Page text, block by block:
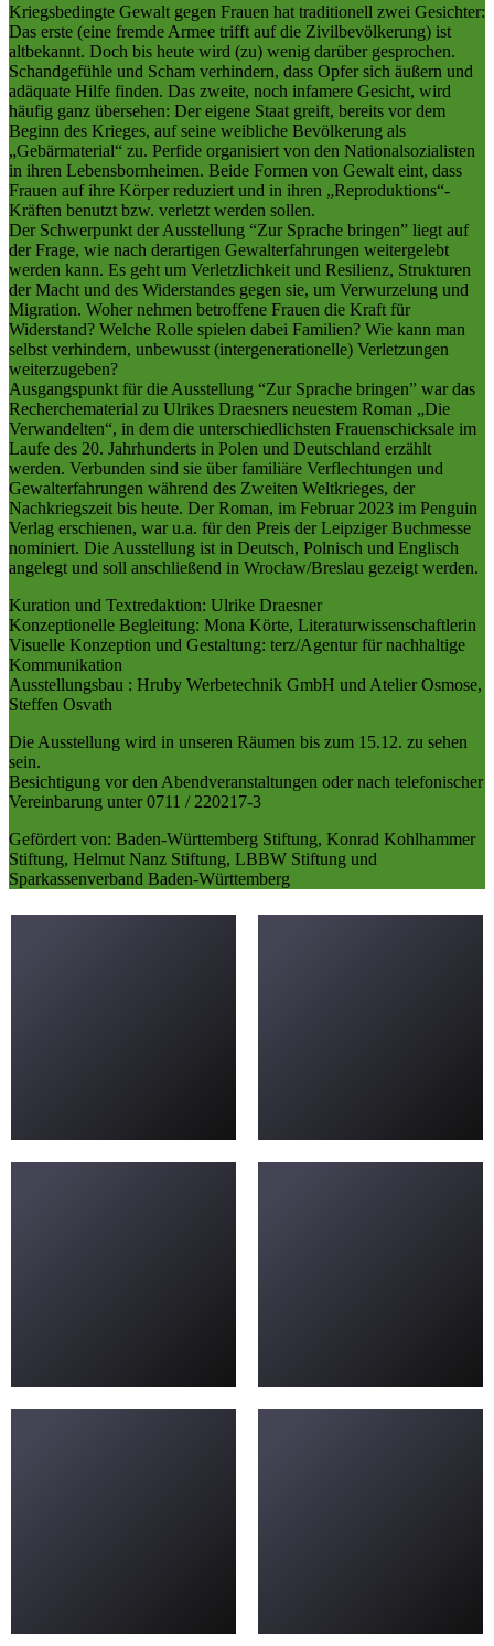
Kriegsbedingte Gewalt gegen Frauen hat traditionell zwei Gesichter:
Das erste (eine fremde Armee trifft auf die Zivilbevölkerung) ist
altbekannt. Doch bis heute wird (zu) wenig darüber gesprochen.
Schandgefühle und Scham verhindern, dass Opfer sich äußern und
adäquate Hilfe finden. Das zweite, noch infamere Gesicht, wird
häufig ganz übersehen: Der eigene Staat greift, bereits vor dem
Beginn des Krieges, auf seine weibliche Bevölkerung als
„Gebärmaterial“ zu. Perfide organisiert von den Nationalsozialisten
in ihren Lebensbornheimen. Beide Formen von Gewalt eint, dass
Frauen auf ihre Körper reduziert und in ihren „Reproduktions“-
Kräften benutzt bzw. verletzt werden sollen.
Der Schwerpunkt der Ausstellung “Zur Sprache bringen” liegt auf
der Frage, wie nach derartigen Gewalterfahrungen weitergelebt
werden kann. Es geht um Verletzlichkeit und Resilienz, Strukturen
der Macht und des Widerstandes gegen sie, um Verwurzelung und
Migration. Woher nehmen betroffene Frauen die Kraft für
Widerstand? Welche Rolle spielen dabei Familien? Wie kann man
selbst verhindern, unbewusst (intergenerationelle) Verletzungen
weiterzugeben?
Ausgangspunkt für die Ausstellung “Zur Sprache bringen” war das
Recherchematerial zu Ulrikes Draesners neuestem Roman „Die
Verwandelten“, in dem die unterschiedlichsten Frauenschicksale im
Laufe des 20. Jahrhunderts in Polen und Deutschland erzählt
werden. Verbunden sind sie über familiäre Verflechtungen und
Gewalterfahrungen während des Zweiten Weltkrieges, der
Nachkriegszeit bis heute. Der Roman, im Februar 2023 im Penguin
Verlag erschienen, war u.a. für den Preis der Leipziger Buchmesse
nominiert. Die Ausstellung ist in Deutsch, Polnisch und Englisch
angelegt und soll anschließend in Wrocław/Breslau gezeigt werden.
Kuration und Textredaktion: Ulrike Draesner
Konzeptionelle Begleitung: Mona Körte, Literaturwissenschaftlerin
Visuelle Konzeption und Gestaltung: terz/Agentur für nachhaltige
Kommunikation
Ausstellungsbau : Hruby Werbetechnik GmbH und Atelier Osmose,
Steffen Osvath
Die Ausstellung wird in unseren Räumen bis zum 15.12. zu sehen
sein.
Besichtigung vor den Abendveranstaltungen oder nach telefonischer
Vereinbarung unter 0711 / 220217-3
Gefördert von: Baden-Württemberg Stiftung, Konrad Kohlhammer
Stiftung, Helmut Nanz Stiftung, LBBW Stiftung und
Sparkassenverband Baden-Württemberg